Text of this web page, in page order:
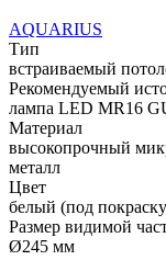
AQUARIUS
Тип
встраиваемый
Рекомендуемый
лампа LED MR16
Материал
высокопрочный
металл
Цвет
белый (под
Размер видимой
Ø245 мм